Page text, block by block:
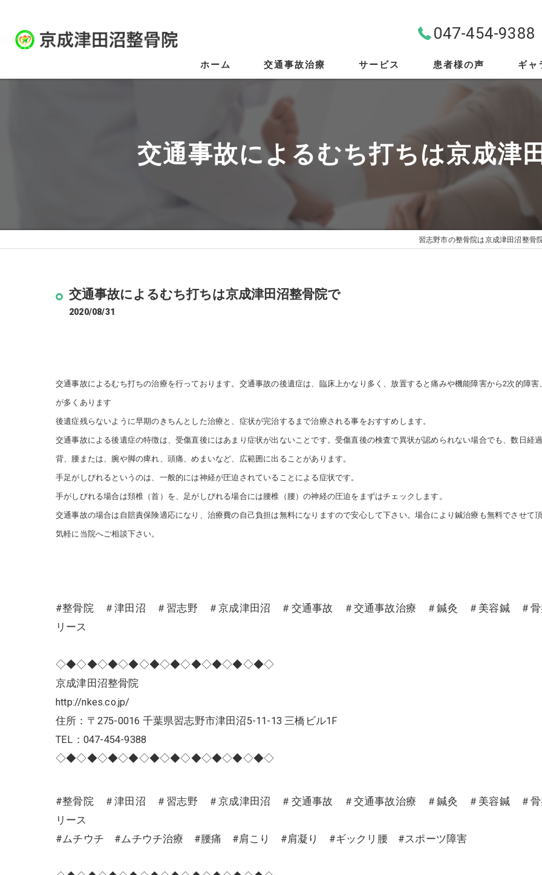
047-454-9388
ホーム 交通事故治療 サービス
スポーツ外傷
骨盤矯正
患者様の声 ギャ
交通事故によるむち打ちは京成津
習志野市の整骨院は京成津田沼整骨
交通事故によるむち打ちは京成津田沼整骨院で
2020/08/31
交通事故によるむち打ちの治療を行っております。交通事故の後遺症は、臨床上かなり多く、放置すると痛みや機能障害から2次的障
が多くあります
後遺症残らないように早期のきちんとした治療と、症状が完治するまで治療される事をおすすめします。
交通事故による後遺症の特徴は、受傷直後にはあまり症状が出ないことです。受傷直後の検査で異状が認められない場合でも、数日経
背、腰または、腕や脚の痺れ、頭痛、めまいなど、広範囲に出ることがあります。
手足がしびれるというのは、一般的には神経が圧迫されていることによる症状です。
手がしびれる場合は頚椎（首）を、足がしびれる場合には腰椎（腰）の神経の圧迫をまずはチェックします。
交通事故の場合は自賠責保険適応になり、治療費の自己負担は無料になりますので安心して下さい。場合により鍼治療も無料でさせて頂
気軽に当院へご相談下さい。
#整骨院 ＃津田沼 ＃習志野 ＃京成津田沼 ＃交通事故 ＃交通事故治療 ＃鍼灸 ＃美容鍼 ＃
リース
◇◆◇◆◇◆◇◆◇◆◇◆◇◆◇◆◇◆◇◆◇
京成津田沼整骨院
http://nkes.co.jp/
住所：〒275-0016 千葉県習志野市津田沼5-11-13 三橋ビル1F
TEL：047-454-9388
◇◆◇◆◇◆◇◆◇◆◇◆◇◆◇◆◇◆◇◆◇
#整骨院 ＃津田沼 ＃習志野 ＃京成津田沼 ＃交通事故 ＃交通事故治療 ＃鍼灸 ＃美容鍼 ＃
リース
#ムチウチ #ムチウチ治療 #腰痛 #肩こり #肩凝り #ギックリ腰 #スポーツ障害